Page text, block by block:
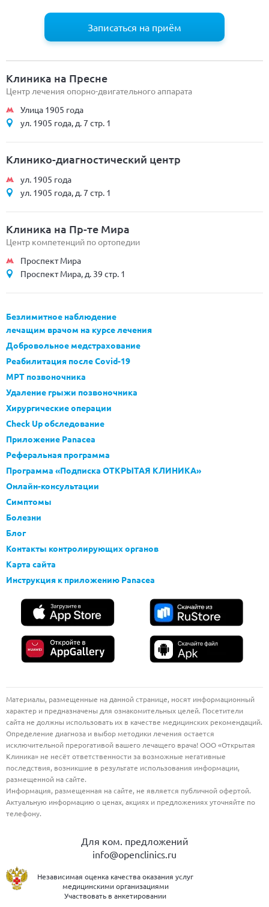
Записаться на приём
Клиника на Пресне
Центр лечения опорно-двигательного аппарата
Улица 1905 года
ул. 1905 года, д. 7 стр. 1
Клинико-диагностический центр
ул. 1905 года
ул. 1905 года, д. 7 стр. 1
Клиника на Пр-те Мира
Центр компетенций по ортопедии
Проспект Мира
Проспект Мира, д. 39 стр. 1
Безлимитное наблюдение
лечащим врачом на курсе лечения
Добровольное медстрахование
Реабилитация после Covid-19
МРТ позвоночника
Удаление грыжи позвоночника
Хирургические операции
Check Up обследование
Приложение Panacea
Реферальная программа
Программа «Подписка ОТКРЫТАЯ КЛИНИКА»
Онлайн-консультации
Симптомы
Болезни
Блог
Контакты контролирующих органов
Карта сайта
Инструкция к приложению Panacea
Материалы, размещенные на данной странице, носят информационный
характер и предназначены для ознакомительных целей. Посетители
сайта не должны использовать их в качестве медицинских рекомендаций.
Определение диагноза и выбор методики лечения остается
исключительной прерогативой вашего лечащего врача! ООО «Открытая
Клиника» не несёт ответственности за возможные негативные
последствия, возникшие в результате использования информации,
размещенной на сайте.
Информация, размещенная на сайте, не является публичной офертой.
Актуальную информацию о ценах, акциях и предложениях уточняйте по
телефону.
Для ком. предложений
info@openclinics.ru
Независимая оценка качества оказания услуг
медицинскими организациями
Участвовать в анкетировании